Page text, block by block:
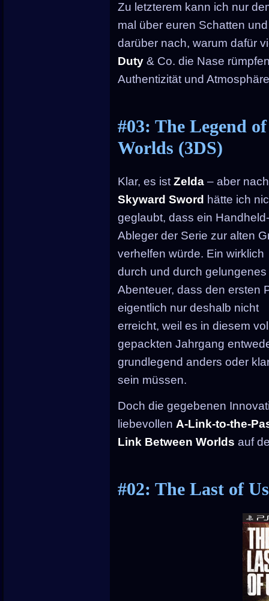
Zu letzterem kann ich nur
mal über euren Schatten
darüber nach, warum dafür
Duty & Co. die Nase
Authentizität und
#03: The Legend
Worlds (3DS)
Klar, es ist Zelda – aber nach
Skyward Sword hätte ich
geglaubt, dass ein
Ableger der Serie zur alten
verhelfen würde. Ein wirklich
durch und durch gelungenes
Abenteuer, dass den ersten
eigentlich nur deshalb nicht
erreicht, weil es in diesem
gepackten Jahrgang
grundlegend anders oder
sein müssen.
Doch die gegebenen
liebevollen A-Link-to-the-
Link Between Worlds auf
#02: The Last of